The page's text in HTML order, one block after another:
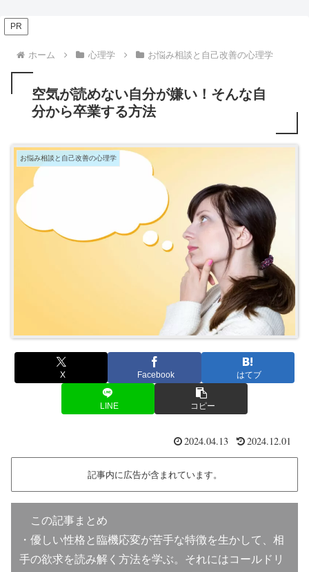
PR
ホーム 心理学 お悩み相談と自己改善の心理学
空気が読めない自分が嫌い！そんな自
分から卒業する方法
お悩み相談と自己改善の心理学
X Facebook はてブ
LINE コピー
2024.04.13 2024.12.01
記事内に広告が含まれています。
この記事まとめ
・優しい性格と臨機応変が苦手な特徴を生かして、相
手の欲求を読み解く方法を学ぶ。それにはコールドリ